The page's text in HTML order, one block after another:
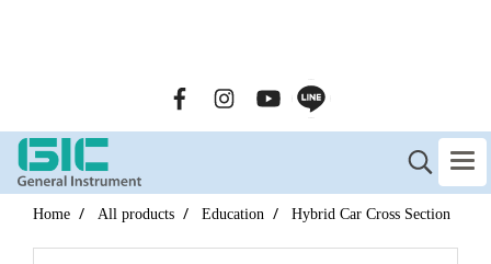
Home All products Education Hybrid Car Cross Section